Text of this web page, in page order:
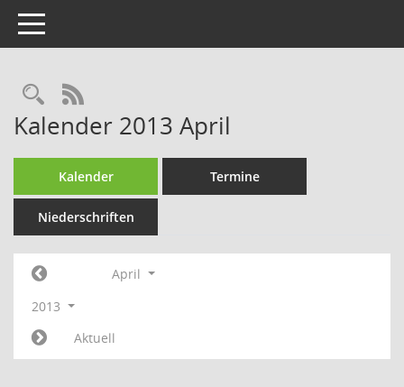
Toggle navigation
Rechercheauswahl
RSS-Feed
Kalender 2013 April
Kalender Termine
Niederschriften
April
2013
Aktuell